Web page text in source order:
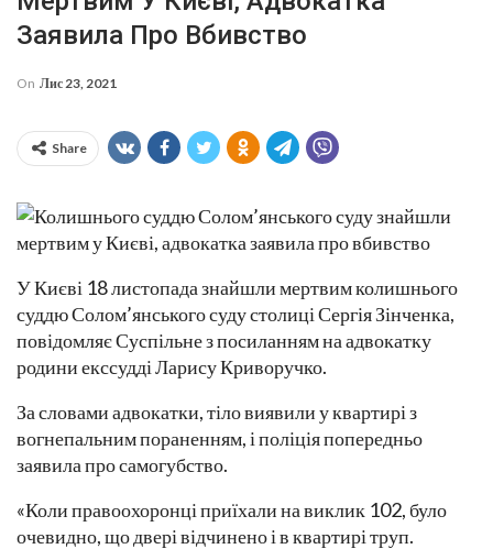
Заявила Про Вбивство
On Лис 23, 2021
Share
У Києві 18 листопада знайшли мертвим колишнього
суддю Солом’янського суду столиці Сергія Зінченка,
повідомляє Суспільне з посиланням на адвокатку
родини екссудді Ларису Криворучко.
За словами адвокатки, тіло виявили у квартирі з
вогнепальним пораненням, і поліція попередньо
заявила про самогубство.
«Коли правоохоронці приїхали на виклик 102, було
очевидно, що двері відчинено і в квартирі труп.